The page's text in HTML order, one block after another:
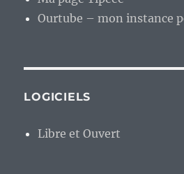
Ourtube – mon instance
LOGICIELS
Libre et Ouvert